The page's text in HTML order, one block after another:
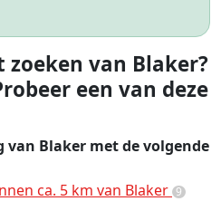
van Blaker?
een van deze
van Blaker met de volgende
ca. 5 km van Blaker 9